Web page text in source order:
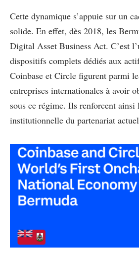
Cette dynamique s’appuie sur un
solide. En effet, dès 2018, les
Digital Asset Business Act. C’est
dispositifs complets dédiés aux
Coinbase et Circle figurent parmi
entreprises internationales à avoir
sous ce régime. Ils renforcent
institutionnelle du partenariat